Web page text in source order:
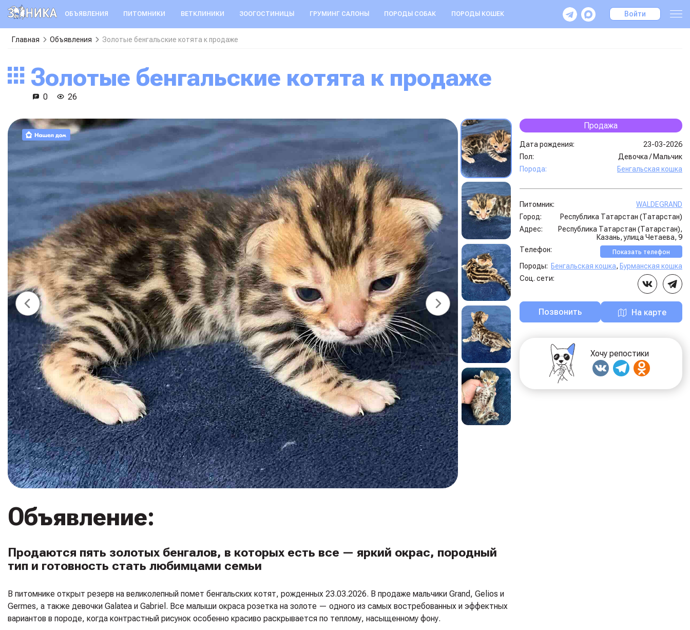
ОБЪЯВЛЕНИЯ ПИТОМНИКИ ВЕТКЛИНИКИ ЗООГОСТИНИЦЫ ГРУМИНГ САЛОНЫ ПОРОДЫ СОБАК ПОРОДЫ КОШЕК Войти
Главная Объявления Золотые бенгальские котята к продаже
Золотые бенгальские котята к продаже
0 26
Объявление:
Продаются пять золотых бенгалов, в которых есть все — яркий окрас, породный
тип и готовность стать любимцами семьи
В питомнике открыт резерв на великолепный помет бенгальских котят, рожденных 23.03.2026. В продаже мальчики Grand, Gelios и
Germes, а также девочки Galatea и Gabriel. Все малыши окраса розетка на золоте — одного из самых востребованных и эффектных
вариантов в породе, когда контрастный рисунок особенно красиво раскрывается по теплому, насыщенному фону.
Продажа
Дата рождения:
23-03-2026
Пол:
Девочка / Мальчик
Порода:
Бенгальская кошка
Питомник:
WALDEGRAND
Город:
Республика Татарстан (Татарстан)
Адрес:
Республика Татарстан (Татарстан),
Казань, улица Четаева, 9
Телефон:
Показать телефон
Породы: Бенгальская кошка, Бурманская кошка
Соц. сети:
Позвонить На карте
Хочу репостики